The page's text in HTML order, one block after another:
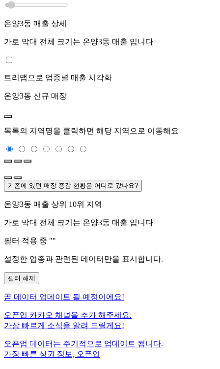
온양3동 매출 상세
가로 막대 전체 크기는 온양3동 매출 입니다
트리맵으로 업종별 매출 시각화
온양3동 신규 매장
목록의 지역명을 클릭하면 해당 지역으로 이동해요
기존에 있던 매장 증감 현황은 어디로 갔나요?
온양3동 매출 상위 10위 지역
가로 막대 전체 크기는 온양3동 매출 입니다
필터 적용 중 ""
설정한 업종과 관련된 데이터만을 표시합니다.
필터 해제
곧 데이터 업데이트 될 예정이에요!
오픈업 카카오 채널을 추가 해주세요.
가장 빠르게 소식을 알려 드릴게요!
오픈업 데이터는 주기적으로 업데이트 됩니다.
가장 빠른 상권 정보, 오픈업